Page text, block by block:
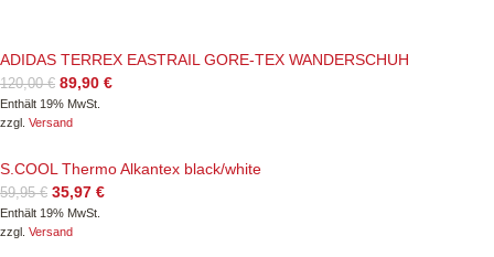
ADIDAS TERREX EASTRAIL GORE-TEX WANDERSCHUH
120,00€ 89,90 €
Enthält 19% MwSt.
zzgl. Versand
S.COOL Thermo Alkantex black/white
59,95€ 35,97 €
Enthält 19% MwSt.
zzgl. Versand